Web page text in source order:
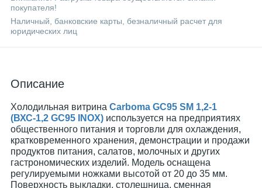
покупателя!
Наличный, банковские карты, безналичный расчет для
юридических лиц
Описание
Холодильная витрина Carboma GC95 SM 1,2-1
(ВХС-1,2 GC95 INOX) используется на предприятиях
общественного питания и торговли для охлаждения,
кратковременного хранения, демонстрации и продажи
продуктов питания, салатов, молочных и других
гастрономических изделий. Модель оснащена
регулируемыми ножками высотой от 20 до 35 мм.
Поверхность выкладки, столешница, сменная